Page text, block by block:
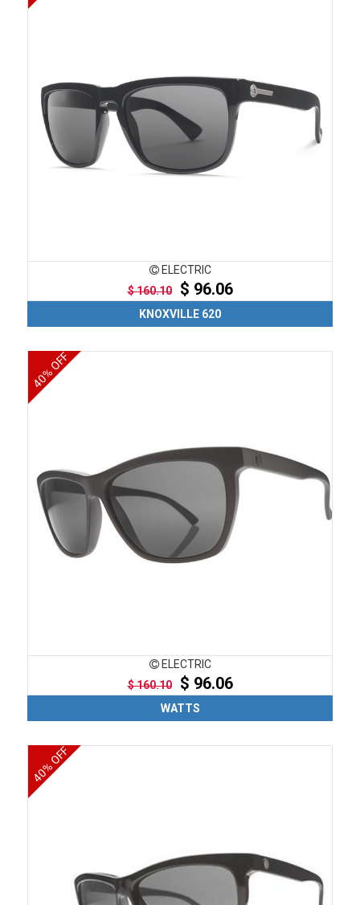
ELECTRIC
$ 160.10$ 96.06
KNOXVILLE 620
40% OFF
ELECTRIC
$ 160.10$ 96.06
WATTS
40% OFF